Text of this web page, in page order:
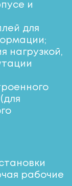
и
для
нагрузкой,
рабочие